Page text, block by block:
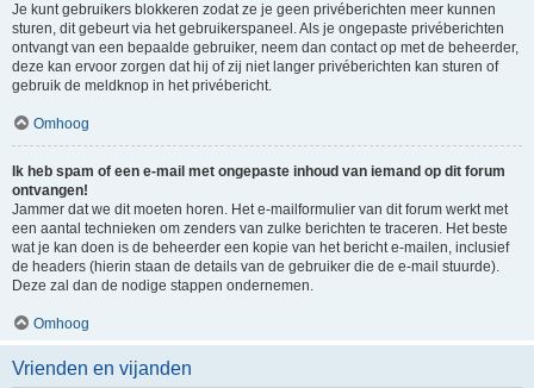
Je kunt gebruikers blokkeren zodat ze je geen privéberichten meer kunnen
sturen, dit gebeurt via het gebruikerspaneel. Als je ongepaste privéberichten
ontvangt van een bepaalde gebruiker, neem dan contact op met de beheerder,
deze kan ervoor zorgen dat hij of zij niet langer privéberichten kan sturen of
gebruik de meldknop in het privébericht.
Omhoog
Ik heb spam of een e-mail met ongepaste inhoud van iemand op dit forum
ontvangen!
Jammer dat we dit moeten horen. Het e-mailformulier van dit forum werkt met
een aantal technieken om zenders van zulke berichten te traceren. Het beste
wat je kan doen is de beheerder een kopie van het bericht e-mailen, inclusief
de headers (hierin staan de details van de gebruiker die de e-mail stuurde).
Deze zal dan de nodige stappen ondernemen.
Omhoog
Vrienden en vijanden